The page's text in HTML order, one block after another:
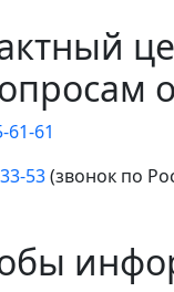
61-61
53(звонок по